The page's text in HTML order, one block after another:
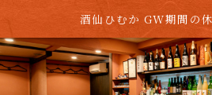
酒仙ひむか GW期間の